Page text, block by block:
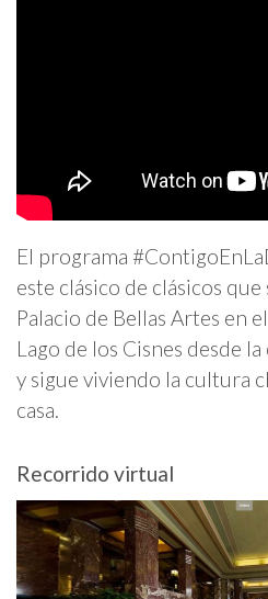
El programa
este clásico de clásicos
Palacio de Bellas Artes en
Lago de los Cisnes desde
y sigue viviendo la cultura
casa.
Recorrido virtual